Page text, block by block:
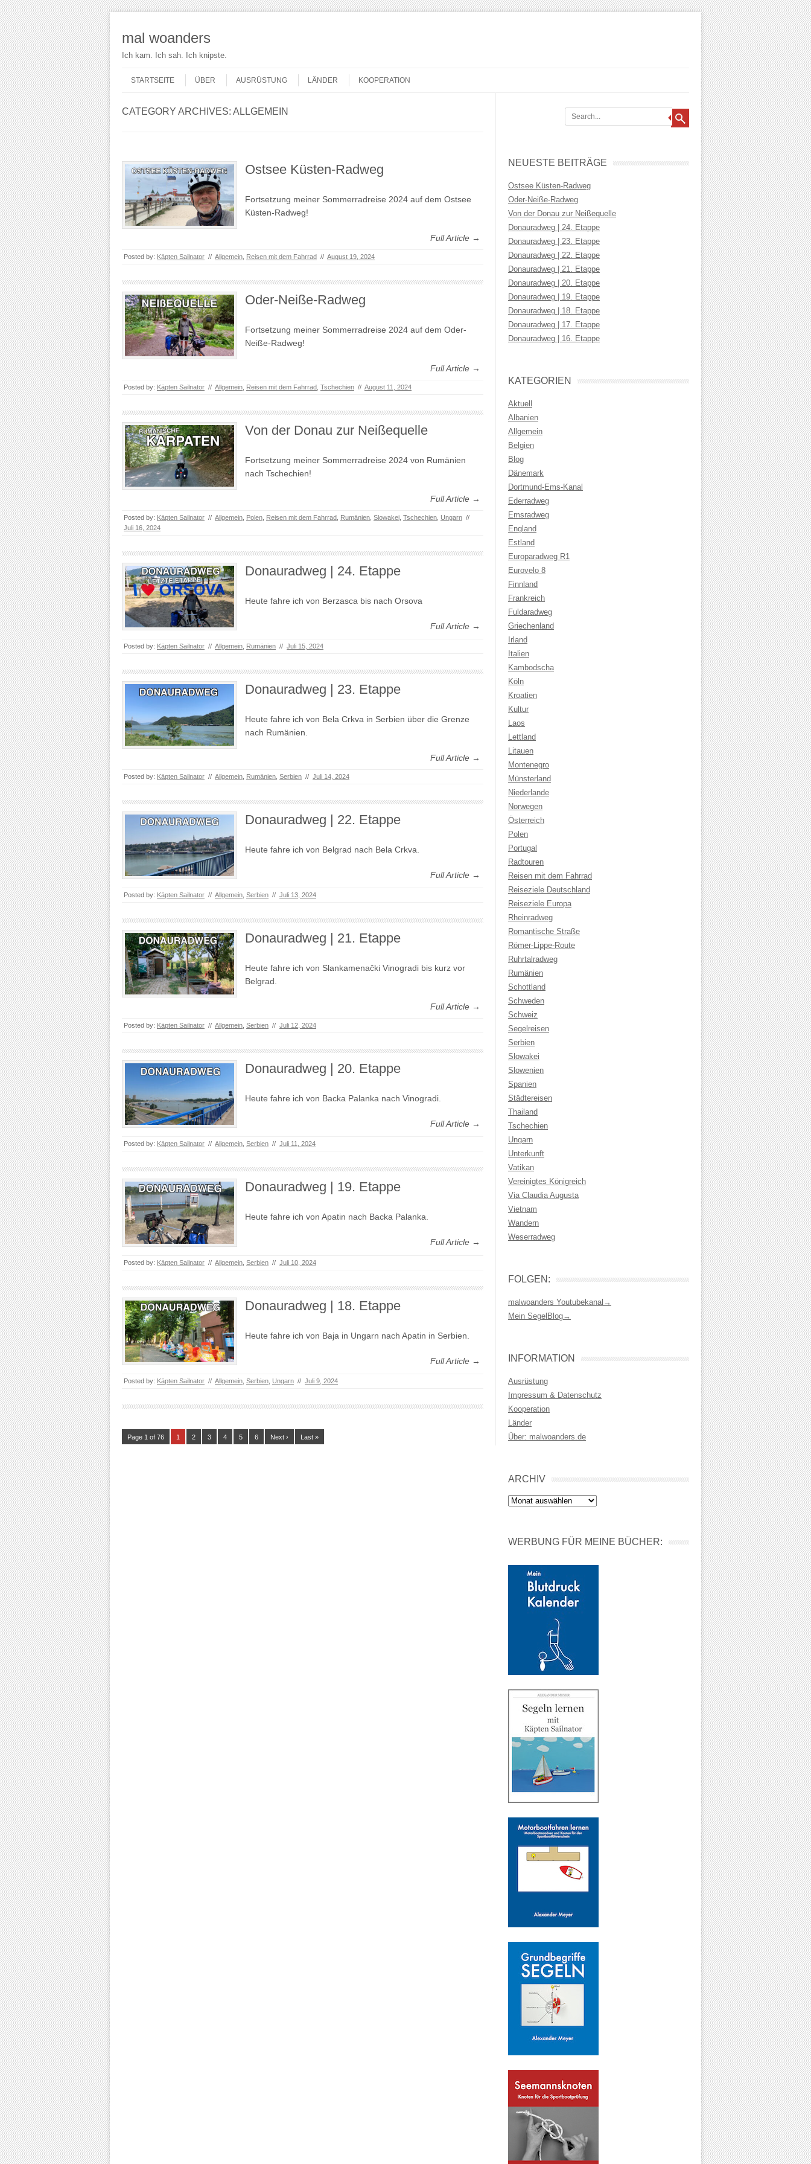
mal woanders
Ich kam. Ich sah. Ich knipste.
Menu
STARTSEITE
ÜBER AUSRÜSTUNG LÄNDER KOOPERATION
CATEGORY ARCHIVES: ALLGEMEIN
Ostsee Küsten-Radweg
Fortsetzung meiner Sommerradreise 2024 auf dem Ostsee
Küsten-Radweg!
Full Article →
Posted by: Käpten Sailnator // Allgemein Reisen mit dem Fahrrad // August 19, 2024
Oder-Neiße-Radweg
Fortsetzung meiner Sommerradreise 2024 auf dem Oder-
Neiße-Radweg!
Full Article →
Posted by: Käpten Sailnator // Allgemein Reisen mit dem Fahrrad Tschechien // August 11, 2024
Von der Donau zur Neißequelle
Fortsetzung meiner Sommerradreise 2024 von Rumänien
nach Tschechien!
Full Article →
Posted by: Käpten Sailnator // Allgemein Polen Reisen mit dem Fahrrad Rumänien Slowakei Tschechien Ungarn //
Juli 16, 2024
Donauradweg | 24. Etappe
Heute fahre ich von Berzasca bis nach Orsova
Full Article →
Posted by: Käpten Sailnator // Allgemein Rumänien // Juli 15, 2024
Donauradweg | 23. Etappe
Heute fahre ich von Bela Crkva in Serbien über die Grenze
nach Rumänien.
Full Article →
Posted by: Käpten Sailnator // Allgemein Rumänien Serbien // Juli 14, 2024
Donauradweg | 22. Etappe
Heute fahre ich von Belgrad nach Bela Crkva.
Full Article →
Posted by: Käpten Sailnator // Allgemein Serbien // Juli 13, 2024
Donauradweg | 21. Etappe
Heute fahre ich von Slankamenački Vinogradi bis kurz vor
Belgrad.
Full Article →
Posted by: Käpten Sailnator // Allgemein Serbien // Juli 12, 2024
Donauradweg | 20. Etappe
Heute fahre ich von Backa Palanka nach Vinogradi.
Full Article →
Posted by: Käpten Sailnator // Allgemein Serbien // Juli 11, 2024
Donauradweg | 19. Etappe
Heute fahre ich von Apatin nach Backa Palanka.
Full Article →
Posted by: Käpten Sailnator // Allgemein Serbien // Juli 10, 2024
Donauradweg | 18. Etappe
Heute fahre ich von Baja in Ungarn nach Apatin in Serbien.
Full Article →
Posted by: Käpten Sailnator // Allgemein Serbien Ungarn // Juli 9, 2024
Page 1 of 76 1 2 3 4 5 6 Next › Last »
NEUESTE BEITRÄGE
Ostsee Küsten-Radweg
Oder-Neiße-Radweg
Von der Donau zur Neißequelle
Donauradweg | 24. Etappe
Donauradweg | 23. Etappe
Donauradweg | 22. Etappe
Donauradweg | 21. Etappe
Donauradweg | 20. Etappe
Donauradweg | 19. Etappe
Donauradweg | 18. Etappe
Donauradweg | 17. Etappe
Donauradweg | 16. Etappe
KATEGORIEN
Aktuell
Albanien
Allgemein
Belgien
Blog
Dänemark
Dortmund-Ems-Kanal
Ederradweg
Emsradweg
England
Estland
Europaradweg R1
Eurovelo 8
Finnland
Frankreich
Fuldaradweg
Griechenland
Irland
Italien
Kambodscha
Köln
Kroatien
Kultur
Laos
Lettland
Litauen
Montenegro
Münsterland
Niederlande
Norwegen
Österreich
Polen
Portugal
Radtouren
Reisen mit dem Fahrrad
Reiseziele Deutschland
Reiseziele Europa
Rheinradweg
Romantische Straße
Römer-Lippe-Route
Ruhrtalradweg
Rumänien
Schottland
Schweden
Schweiz
Segelreisen
Serbien
Slowakei
Slowenien
Spanien
Städtereisen
Thailand
Tschechien
Ungarn
Unterkunft
Vatikan
Vereinigtes Königreich
Via Claudia Augusta
Vietnam
Wandern
Weserradweg
FOLGEN:
malwoanders Youtubekanal→
Mein SegelBlog→
INFORMATION
Ausrüstung
Impressum & Datenschutz
Kooperation
Länder
Über: malwoanders.de
ARCHIV
Archiv
WERBUNG FÜR MEINE BÜCHER: